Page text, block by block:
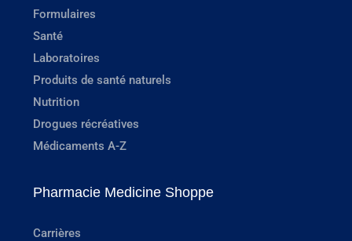
Formulaires
Santé
Laboratoires
Produits de santé naturels
Nutrition
Drogues récréatives
Médicaments A-Z
Pharmacie Medicine Shoppe
Carrières